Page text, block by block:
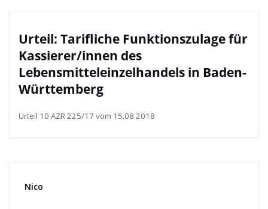
Urteil: Tarifliche Funktionszulage für
Kassierer/innen des
Lebensmitteleinzelhandels in Baden-
Württemberg
Urteil 10 AZR 225/17 vom 15.08.2018
Nico